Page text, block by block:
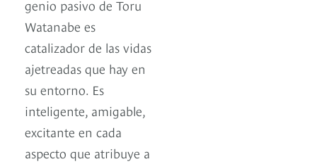
genio pasivo de Toru
Watanabe es
catalizador de las vidas
ajetreadas que hay en
su entorno. Es
inteligente, amigable,
excitante en cada
aspecto que atribuye a